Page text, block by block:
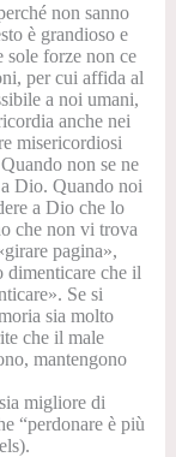
non sanno
è grandioso e
sole forze non ce
per cui affida al
a noi umani,
anche nei
misericordiosi
non se ne
Dio. Quando noi
a Dio che lo
che non vi trova
pagina»,
dimenticare che il
Se si
sia molto
che il male
mantengono
migliore di
“perdonare è più